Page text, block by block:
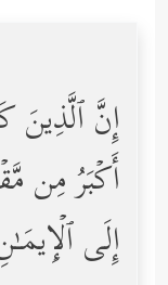
إِنَّ ٱلَّذِینَ
أَكۡبَرُ مِن
إِلَى